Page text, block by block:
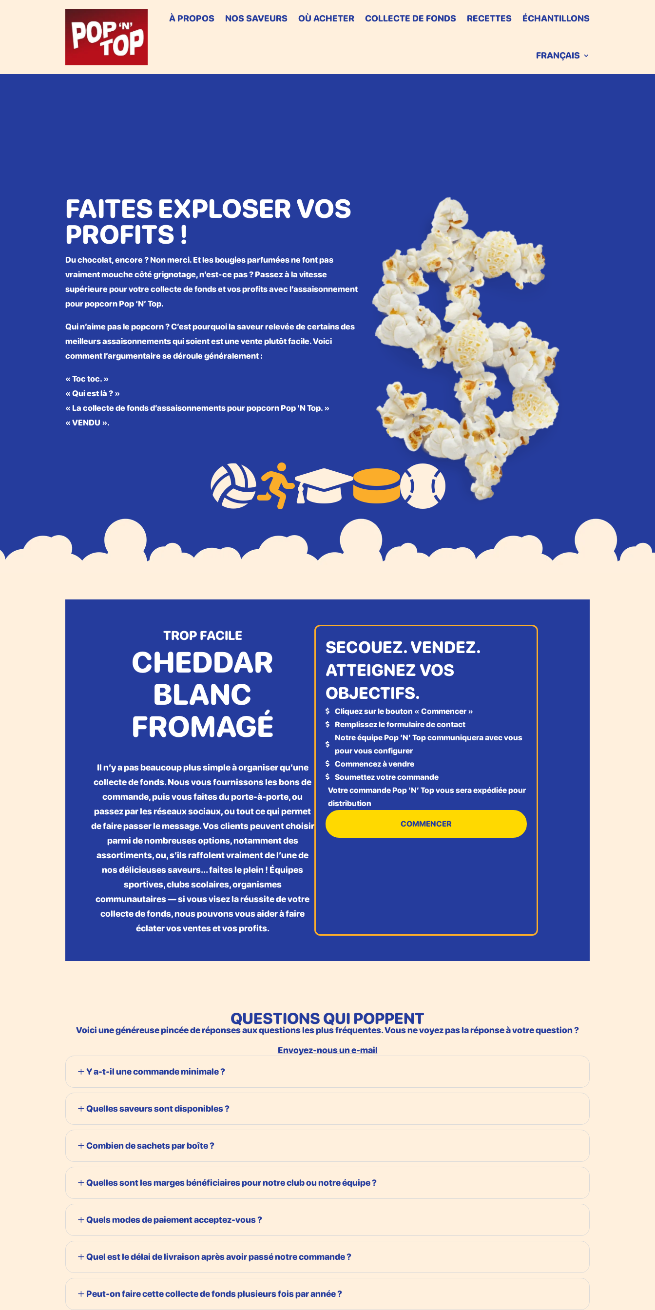
À PROPOS NOS SAVEURS OÙ ACHETER COLLECTE DE FONDS RECETTES ÉCHANTILLONS
FRANÇAIS
FAITES EXPLOSER VOS
PROFITS !
Du chocolat, encore ? Non merci. Et les bougies parfumées ne font pas
vraiment mouche côté grignotage, n’est-ce pas ? Passez à la vitesse
supérieure pour votre collecte de fonds et vos profits avec l’assaisonnement
pour popcorn Pop ‘N’ Top.
Qui n’aime pas le popcorn ? C’est pourquoi la saveur relevée de certains des
meilleurs assaisonnements qui soient est une vente plutôt facile. Voici
comment l’argumentaire se déroule généralement :
« Toc toc. »
« Qui est là ? »
« La collecte de fonds d’assaisonnements pour popcorn Pop ‘N Top. »
« VENDU ».

TROP FACILE
CHEDDAR
BLANC
FROMAGÉ
Il n’y a pas beaucoup plus simple à organiser qu’une
collecte de fonds. Nous vous fournissons les bons de
commande, puis vous faites du porte-à-porte, ou
passez par les réseaux sociaux, ou tout ce qui permet
de faire passer le message. Vos clients peuvent choisir
parmi de nombreuses options, notamment des
assortiments, ou, s’ils raffolent vraiment de l’une de
nos délicieuses saveurs… faites le plein ! Équipes
sportives, clubs scolaires, organismes
communautaires — si vous visez la réussite de votre
collecte de fonds, nous pouvons vous aider à faire
éclater vos ventes et vos profits.
SECOUEZ. VENDEZ.
ATTEIGNEZ VOS
OBJECTIFS.
 Cliquez sur le bouton « Commencer »
 Remplissez le formulaire de contact

Notre équipe Pop ‘N’ Top communiquera avec vous
pour vous configurer
 Commencez à vendre

Soumettez votre commande
Votre commande Pop ‘N’ Top vous sera expédiée pour
distribution
COMMENCER
QUESTIONS QUI POPPENT
Voici une généreuse pincée de réponses aux questions les plus fréquentes. Vous ne voyez pas la réponse à votre question ?
Envoyez-nous un e-mail
Y a-t-il une commande minimale ?
Quelles saveurs sont disponibles ?
Combien de sachets par boîte ?
Quelles sont les marges bénéficiaires pour notre club ou notre équipe ?
Quels modes de paiement acceptez-vous ?
Quel est le délai de livraison après avoir passé notre commande ?
Peut-on faire cette collecte de fonds plusieurs fois par année ?